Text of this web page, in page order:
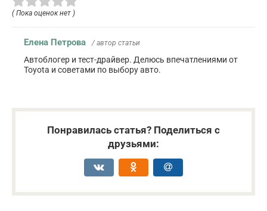
( Пока оценок нет )
Елена Петрова / автор статьи
Автоблогер и тест-драйвер. Делюсь впечатлениями от
Toyota и советами по выбору авто.
Понравилась статья? Поделиться с
друзьями: